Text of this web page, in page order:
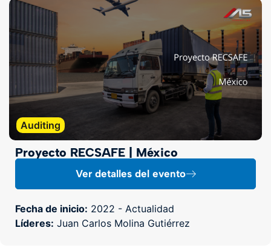
Auditing
Proyecto RECSAFE | México
Ver detalles del evento
Fecha de inicio: 2022 - Actualidad
Líderes: Juan Carlos Molina Gutiérrez